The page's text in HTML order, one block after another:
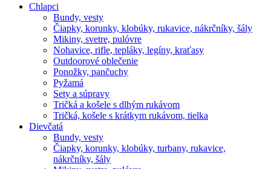
Chlapci
Bundy, vesty
Čiapky, korunky, klobúky, rukavice, nákrčníky, šály
Mikiny, svetre, pulóvre
Nohavice, rifle, tepláky, legíny, kraťasy
Outdoorové oblečenie
Ponožky, pančuchy
Pyžamá
Sety a súpravy
Tričká a košele s dlhým rukávom
Tričká, košele s krátkym rukávom, tielka
Dievčatá
Bundy, vesty
Čiapky, korunky, klobúky, turbany, rukavice,
nákrčníky, šály